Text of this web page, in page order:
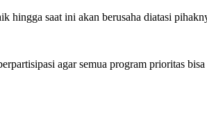
hingga saat ini akan berusaha diatasi
agar semua program prioritas